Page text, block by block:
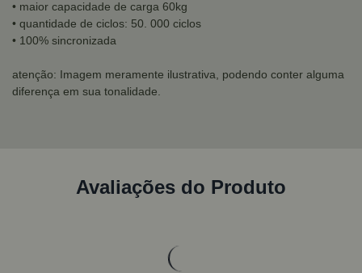
• maior capacidade de carga 60kg
• quantidade de ciclos: 50. 000 ciclos
• 100% sincronizada
atenção: Imagem meramente ilustrativa, podendo conter alguma
diferença em sua tonalidade.
Avaliações do Produto